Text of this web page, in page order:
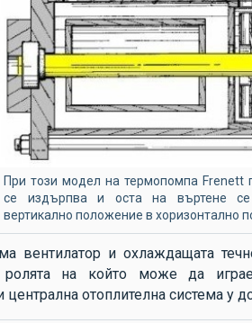
При този модел на термопомпа Frenett
се издърпва и оста на въртене
вертикално положение в хоризонтално
вентилатор и охлаждащата
ролята на който може да
централна отоплителна система у